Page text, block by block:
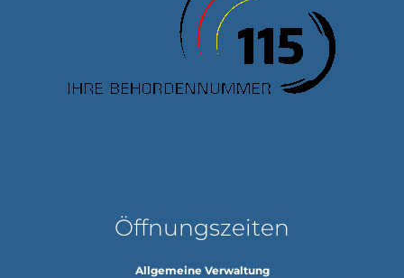
Öffnungszeiten
Allgemeine Verwaltung